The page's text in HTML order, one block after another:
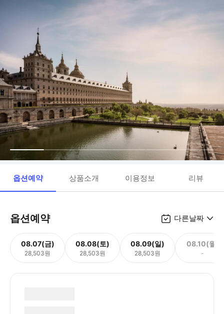
옵션예약 상품소개 이용정보 리뷰
옵션예약 다른날짜
08.07(금)
28,503원
08.08(토)
28,503원
08.09(일)
28,503원
08.10(월)
-